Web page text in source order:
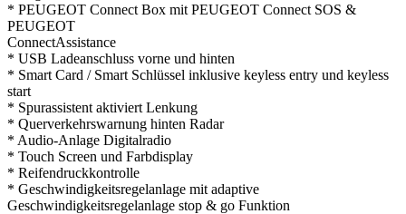
* PEUGEOT Connect Box mit PEUGEOT Connect SOS &
PEUGEOT
ConnectAssistance
* USB Ladeanschluss vorne und hinten
* Smart Card / Smart Schlüssel inklusive keyless entry und keyless
start
* Spurassistent aktiviert Lenkung
* Querverkehrswarnung hinten Radar
* Audio-Anlage Digitalradio
* Touch Screen und Farbdisplay
* Reifendruckkontrolle
* Geschwindigkeitsregelanlage mit adaptive
Geschwindigkeitsregelanlage stop & go Funktion